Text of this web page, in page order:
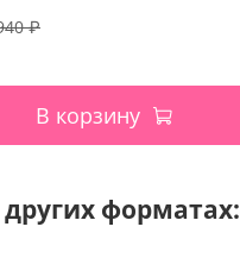
₽
В корзину
других форматах: